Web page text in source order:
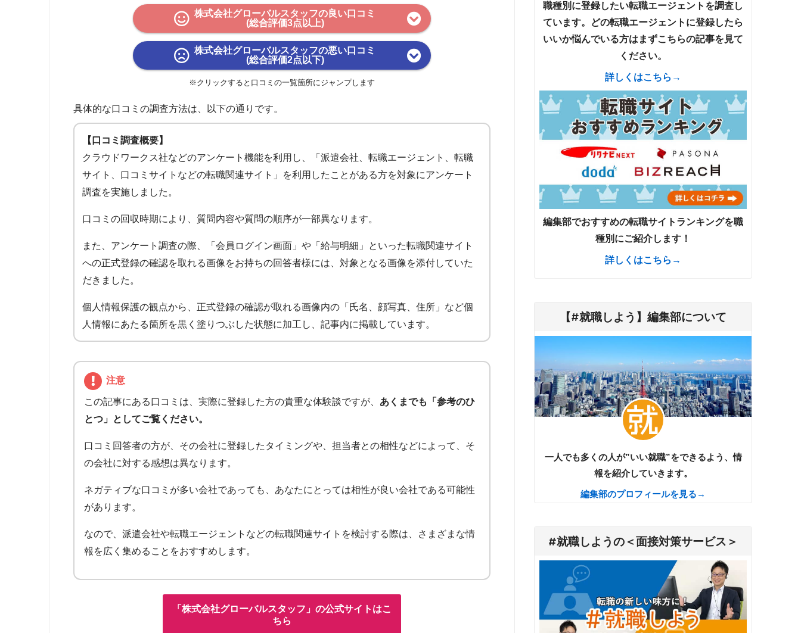
株式会社グローバルスタッフの良い口コミ
(総合評価3点以上)
株式会社グローバルスタッフの悪い口コミ
(総合評価2点以下)
※クリックすると口コミの一覧箇所にジャンプします
具体的な口コミの調査方法は、以下の通りです。
【口コミ調査概要】
クラウドワークス社などのアンケート機能を利用し、「派遣会社、転職エージェント、転職
サイト、口コミサイトなどの転職関連サイト」を利用したことがある方を対象にアンケート
調査を実施しました。
口コミの回収時期により、質問内容や質問の順序が一部異なります。
また、アンケート調査の際、「会員ログイン画面」や「給与明細」といった転職関連サイト
への正式登録の確認を取れる画像をお持ちの回答者様には、対象となる画像を添付していた
だきました。
個人情報保護の観点から、正式登録の確認が取れる画像内の「氏名、顔写真、住所」など個
人情報にあたる箇所を黒く塗りつぶした状態に加工し、記事内に掲載しています。
注意
この記事にある口コミは、実際に登録した方の貴重な体験談ですが、 あくまでも「参考のひ
とつ」としてご覧ください。
口コミ回答者の方が、その会社に登録したタイミングや、担当者との相性などによって、そ
の会社に対する感想は異なります。
ネガティブな口コミが多い会社であっても、あなたにとっては相性が良い会社である可能性
があります。
なので、派遣会社や転職エージェントなどの転職関連サイトを検討する際は、さまざまな情
報を広く集めることをおすすめします。
「株式会社グローバルスタッフ」の公式サイトはこ
ちら
職種別に登録したい転職エージェントを調査し
ています。どの転職エージェントに登録したら
いいか悩んでいる方はまずこちらの記事を見て
ください。
詳しくはこちら→
編集部でおすすめの転職サイトランキングを職
種別にご紹介します！
詳しくはこちら→
【#就職しよう】編集部について
一人でも多くの人が”いい就職”をできるよう、情
報を紹介していきます。
編集部のプロフィールを見る→
#就職しようの＜面接対策サービス＞